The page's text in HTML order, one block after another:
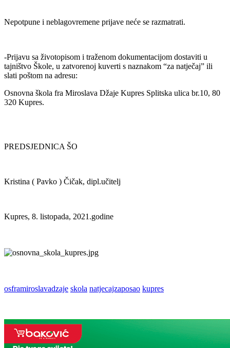
Nepotpune i neblagovremene prijave neće se razmatrati.
-Prijavu sa životopisom i traženom dokumentacijom dostaviti u
tajništvo Škole, u zatvorenoj kuverti s naznakom “za natječaj” ili
slati poštom na adresu:
Osnovna škola fra Miroslava Džaje Kupres Splitska ulica br.10, 80
320 Kupres.
PREDSJEDNICA ŠO
Kristina ( Pavko ) Čičak, dipl.učitelj
Kupres, 8. listopada, 2021.godine
osframiroslavadzaje skola natjecajzaposao kupres